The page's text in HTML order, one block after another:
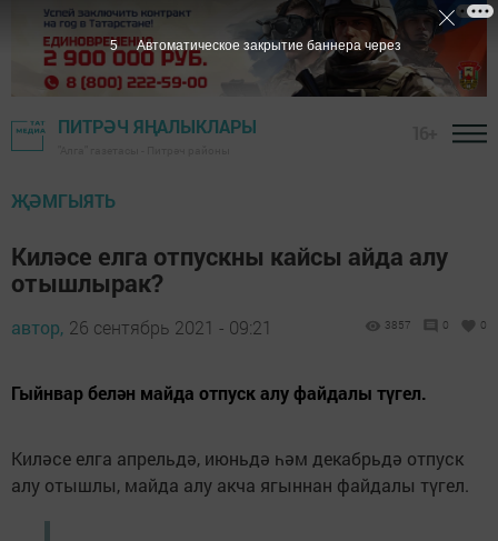
ПИТРӘЧ ЯҢАЛЫКЛАРЫ
ҖӘМГЫЯТЬ
Киләсе елга отпускны кайсы айда алу
отышлырак?
автор, 26 сентябрь 2021 - 09:21 3857 0 0
Гыйнвар белән майда отпуск алу файдалы түгел.
Киләсе елга апрельдә, июньдә һәм декабрьдә отпуск
алу отышлы, майда алу акча ягыннан файдалы түгел.
4 Автоматическое закрытие баннера через